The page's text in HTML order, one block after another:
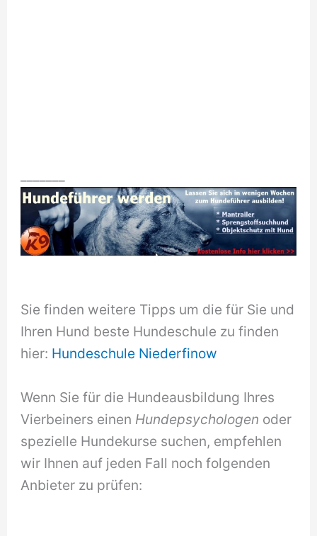
Sie finden weitere Tipps um die für Sie und
Ihren Hund beste Hundeschule zu finden
hier: Hundeschule Niederfinow
Wenn Sie für die Hundeausbildung Ihres
Vierbeiners einen Hundepsychologen oder
spezielle Hundekurse suchen, empfehlen
wir Ihnen auf jeden Fall noch folgenden
Anbieter zu prüfen: